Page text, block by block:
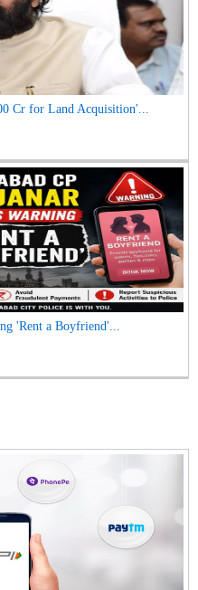
Cr for Land Acquisition'...
'Rent a Boyfriend'...